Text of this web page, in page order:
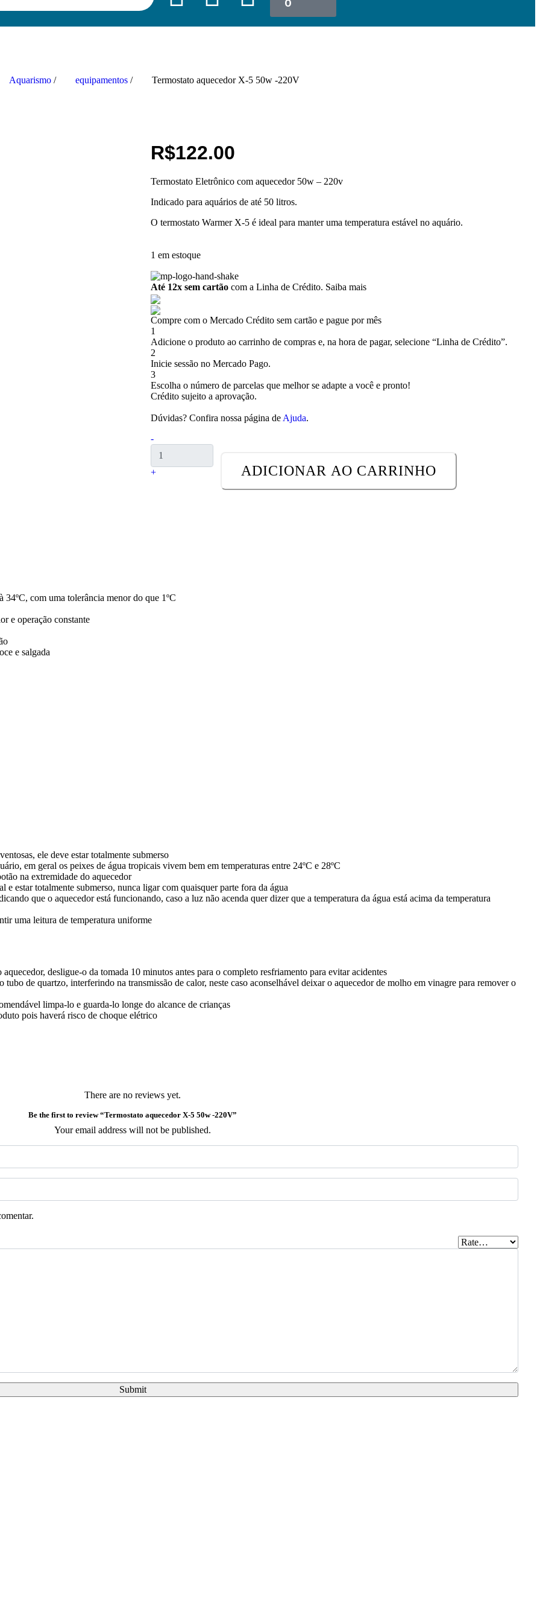
0
Aquarismo / equipamentos / Termostato aquecedor X-5 50w -220V
R$122.00
Termostato Eletrônico com aquecedor 50w – 220v
Indicado para aquários de até 50 litros.
O termostato Warmer X-5 é ideal para manter uma temperatura estável no aquário.
1 em estoque
Até 12x sem cartão com a Linha de Crédito. Saiba mais
Compre com o Mercado Crédito sem cartão e pague por mês
1
Adicione o produto ao carrinho de compras e, na hora de pagar, selecione “Linha de Crédito”.
2
Inicie sessão no Mercado Pago.
3
Escolha o número de parcelas que melhor se adapte a você e pronto!
Crédito sujeito a aprovação.
Dúvidas? Confira nossa página de Ajuda.
-
+ ADICIONAR AO CARRINHO
34ºC, com uma tolerância menor do que 1ºC
e operação constante
e salgada
ele deve estar totalmente submerso
em geral os peixes de água tropicais vivem bem em temperaturas entre 24ºC e 28ºC
na extremidade do aquecedor
estar totalmente submerso, nunca ligar com quaisquer parte fora da água
que o aquecedor está funcionando, caso a luz não acenda quer dizer que a temperatura da água está acima da temperatura
uma leitura de temperatura uniforme
desligue-o da tomada 10 minutos antes para o completo resfriamento para evitar acidentes
de quartzo, interferindo na transmissão de calor, neste caso aconselhável deixar o aquecedor de molho em vinagre para remover o
limpa-lo e guarda-lo longe do alcance de crianças
pois haverá risco de choque elétrico
There are no reviews yet.
Be the first to review “Termostato aquecedor X-5 50w -220V”
Your email address will not be published.